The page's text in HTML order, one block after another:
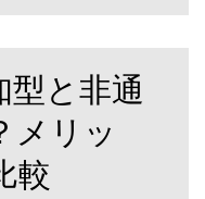
型と非通
メリッ
較